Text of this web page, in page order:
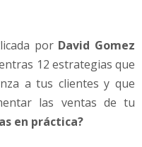
por David Gomez
12 estrategias que
a tus clientes y que
las ventas de tu
en práctica?